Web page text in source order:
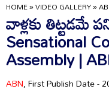
HOME»VIDEO GALLERY»
వాళ్లకు తిట్టడమే
Sensational
Assembly |
ABN, First Publish Date -